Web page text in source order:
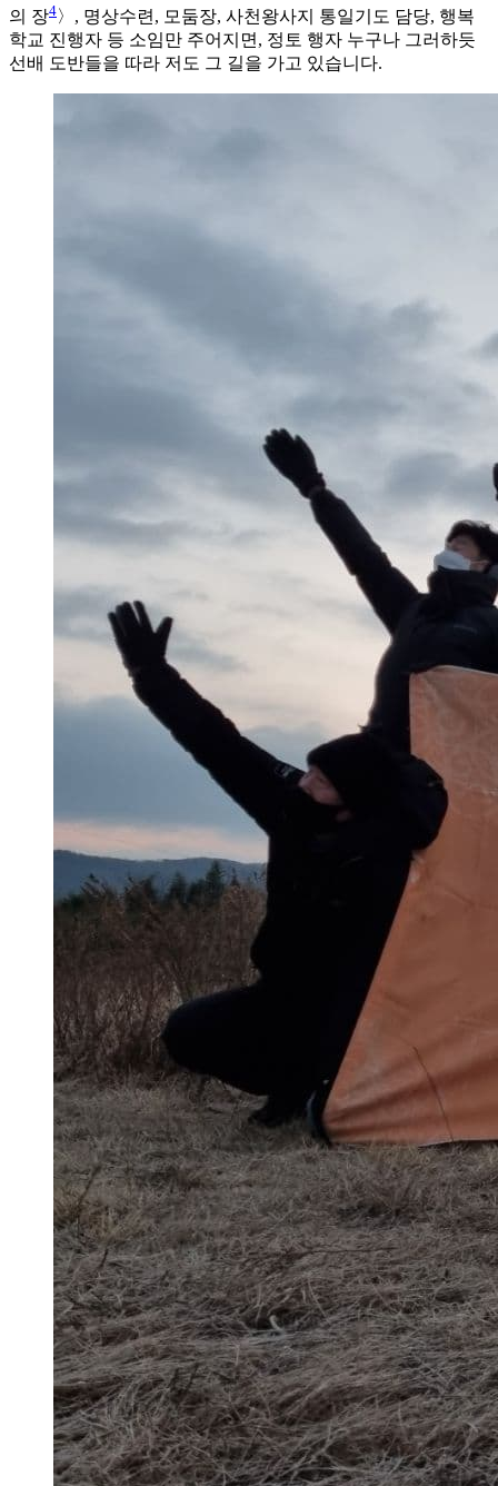
의 장4〉, 명상수련, 모둠장, 사천왕사지 통일기도 담당, 행복
학교 진행자 등 소임만 주어지면, 정토 행자 누구나 그러하듯
선배 도반들을 따라 저도 그 길을 가고 있습니다.